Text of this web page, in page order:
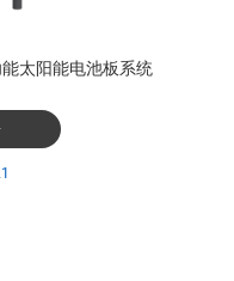
太阳能电池板系统